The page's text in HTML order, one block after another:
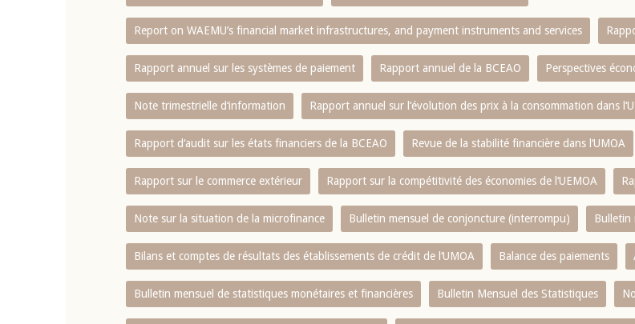
Report on WAEMU’s financial market infrastructures, and payment instruments and services
Rapport annuel sur les systèmes de paiement Rapport annuel de la BCEAO Perspectives
Note trimestrielle d‘information Rapport annuel sur l‘évolution des prix à la consommation dans
Rapport d‘audit sur les états financiers de la BCEAO Revue de la stabilité financière dans l‘UMOA
Rapport sur le commerce extérieur Rapport sur la compétitivité des économies de l‘UEMOA
Note sur la situation de la microfinance Bulletin mensuel de conjoncture (interrompu) Bulletin
Bilans et comptes de résultats des établissements de crédit de l‘UMOA Balance des paiements
Bulletin mensuel de statistiques monétaires et financières Bulletin Mensuel des Statistiques